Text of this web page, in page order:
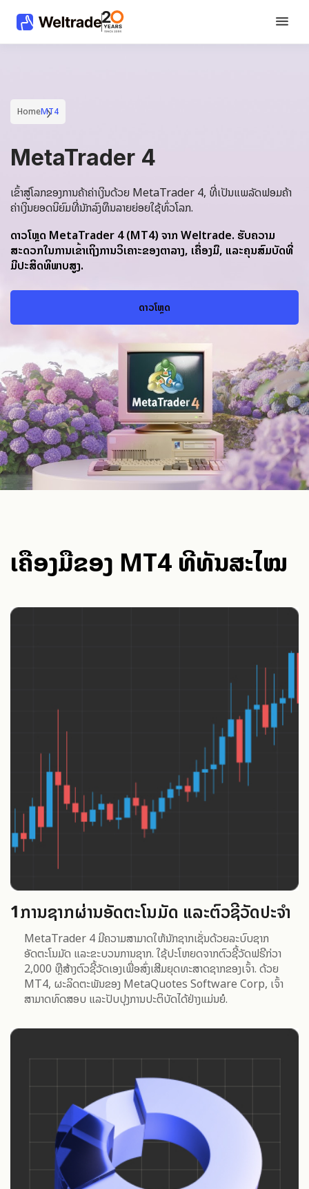
HomeMT4
MetaTrader 4
ເຂົ້າສູ່ໂລກຂອງການຄ້າຄ່າເງິນດ້ວຍ MetaTrader 4, ທີ່ເປັນແພລັດຟອມຄ້າ
ຄ່າເງິນຍອດນິຍົມທີ່ນັກລົງທຶນລາຍຍ່ອຍໃຊ້ທົ່ວໂລກ.
ດາວໂຫຼດ MetaTrader 4 (MT4) ຈາກ Weltrade. ຮັບຄວາມ
ສະດວກໃນການເຂົ້າເຖິງການວິເຄາະຂອງຕາລາງ, ເຄື່ອງມື, ແລະຄຸນສົມບັດທີ່
ມີປະສິດທິພາບສູງ.
ດາວໂຫຼດ
ເຄື່ອງມືຂອງ MT4 ທີ່ທັນສະໄໝ
1ການຊາກຜ່ານອັດຕະໂນມັດ ແລະຕົວຊີ້ວັດປະຈໍາ
MetaTrader 4 ມີຄວາມສາມາດໃຫ້ນັກຊາກເຊັ່ນດ້ວຍລະບົບຊາກ
ອັດຕະໂນມັດ ແລະຂະບວນການຊາກ. ໃຊ້ປະໂຫຍດຈາກຕົວຊີ້ວັດຟຣີກ່ວາ
2,000 ຫຼືສ້າງຕົວຊີ້ວັດເອງເພື່ອສົ່ງເສີມຍຸດທະສາດຊາກຂອງເຈົ້າ. ດ້ວຍ
MT4, ຜະລິດຕະພັນຂອງ MetaQuotes Software Corp, ເຈົ້າ
ສາມາດທົດສອບ ແລະປັບປຸງການປະຕິບັດໄດ້ຢ່າງແມ່ນຍໍ.